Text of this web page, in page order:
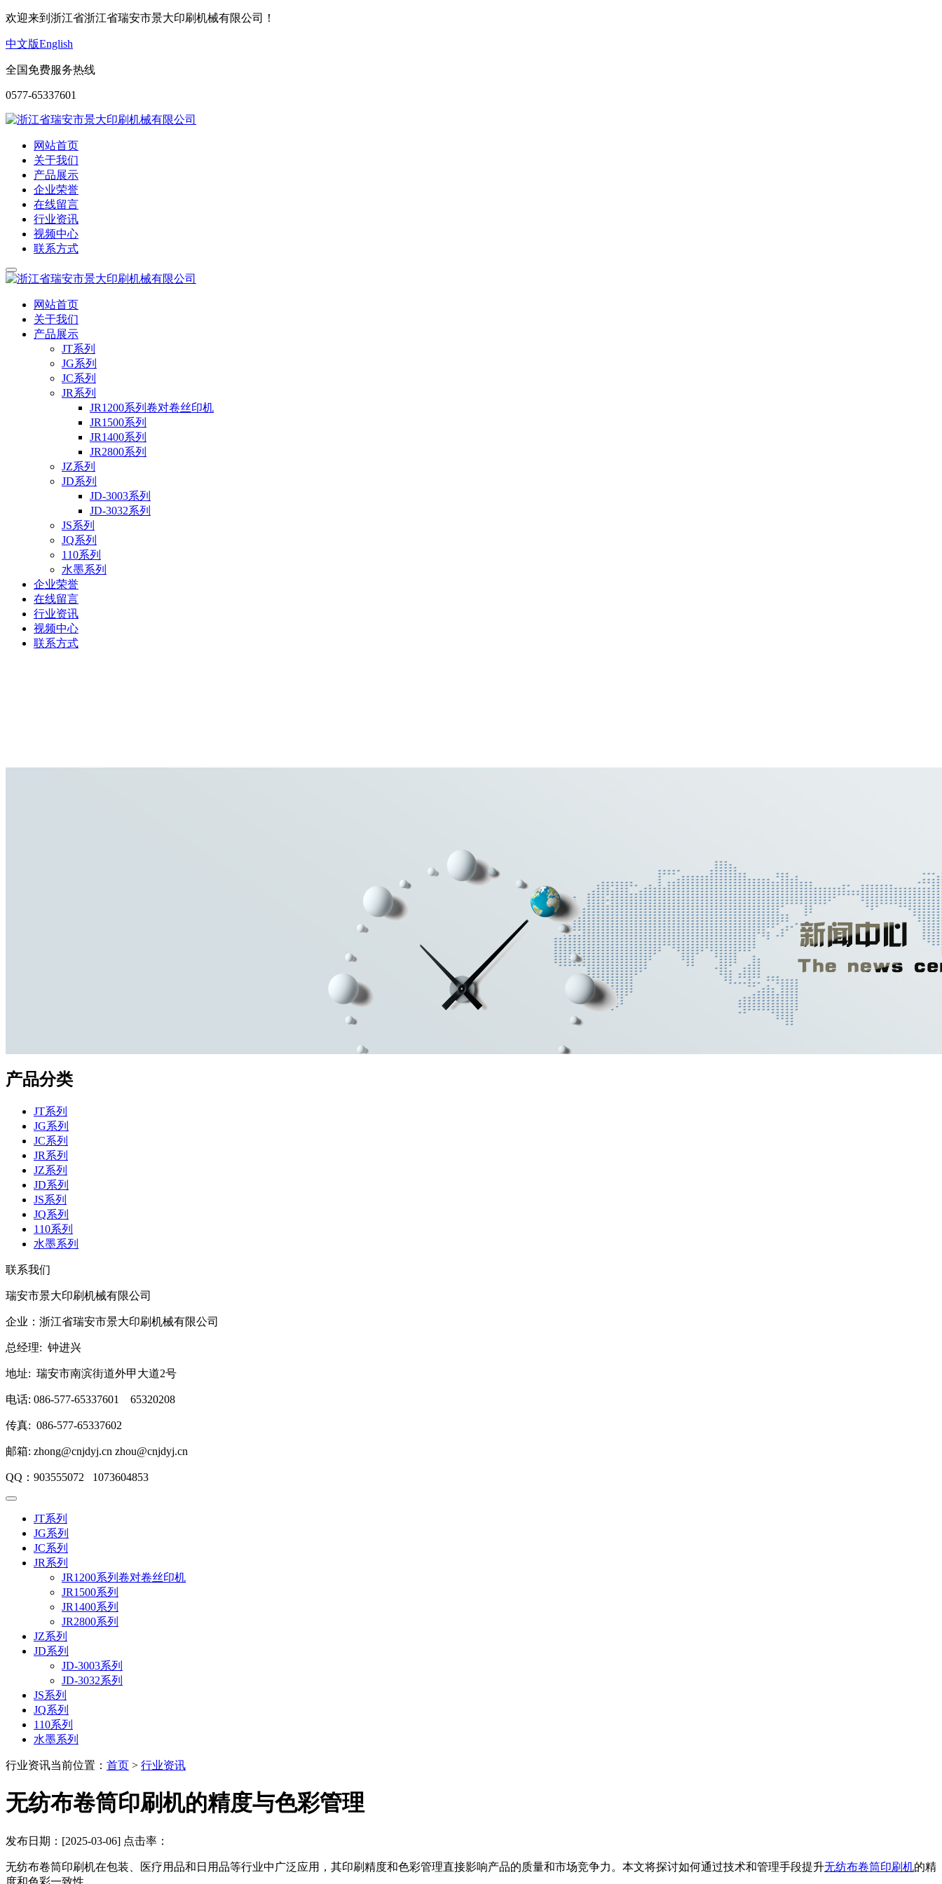
欢迎来到浙江省浙江省瑞安市景大印刷机械有限公司！
中文版English
全国免费服务热线
0577-65337601
网站首页
关于我们
产品展示
企业荣誉
在线留言
行业资讯
视频中心
联系方式
网站首页
关于我们
产品展示
JT系列
JG系列
JC系列
JR系列
JR1200系列卷对卷丝印机
JR1500系列
JR1400系列
JR2800系列
JZ系列
JD系列
JD-3003系列
JD-3032系列
JS系列
JQ系列
110系列
水墨系列
企业荣誉
在线留言
行业资讯
视频中心
联系方式
产品分类
JT系列
JG系列
JC系列
JR系列
JZ系列
JD系列
JS系列
JQ系列
110系列
水墨系列
联系我们
瑞安市景大印刷机械有限公司
企业：浙江省瑞安市景大印刷机械有限公司
总经理: 钟进兴
地址: 瑞安市南滨街道外甲大道2号
电话: 086-577-65337601 65320208
传真: 086-577-65337602
邮箱: zhong@cnjdyj.cn zhou@cnjdyj.cn
QQ：903555072 1073604853
JT系列
JG系列
JC系列
JR系列
JR1200系列卷对卷丝印机
JR1500系列
JR1400系列
JR2800系列
JZ系列
JD系列
JD-3003系列
JD-3032系列
JS系列
JQ系列
110系列
水墨系列
行业资讯当前位置： 首页 > 行业资讯
无纺布卷筒印刷机的精度与色彩管理
发布日期：[2025-03-06] 点击率：
无纺布卷筒印刷机在包装、医疗用品和日用品等行业中广泛应用，其印刷精度和色彩管理直接影响产品的质量和市场竞争力。本文将探讨如何通过技术和管理手段提升无纺布卷筒印刷机的精
度和色彩一致性。